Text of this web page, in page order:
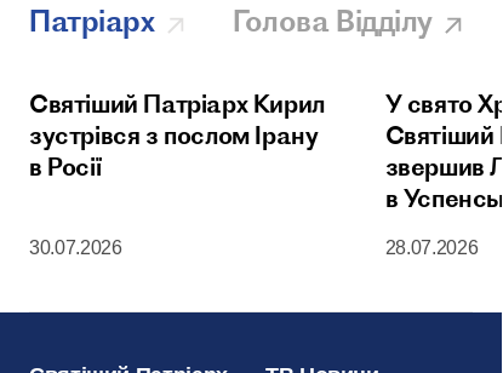
Патріарх Голова Відділу
Святіший Патріарх Кирил
зустрівся з послом Ірану
в Росії
30.07.2026
У свято
Святіший
звершив
в
28.07.2026